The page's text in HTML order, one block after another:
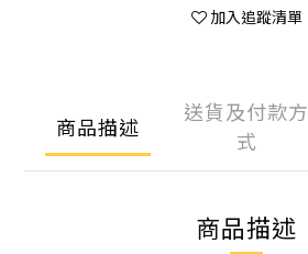
加入追蹤清單
商品描述
送貨及付款方
式
商品描述